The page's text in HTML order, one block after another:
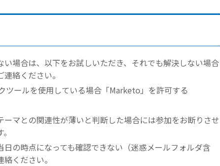
い場合は、以下をお試しいただき、それでも解決しない場合
絡ください。
ツールを使用している場合「Marketo」を許可する
マとの関連性が薄いと判断した場合には参加をお断りさせ
の時点になっても確認できない（迷惑メールフォルダ含
ください。